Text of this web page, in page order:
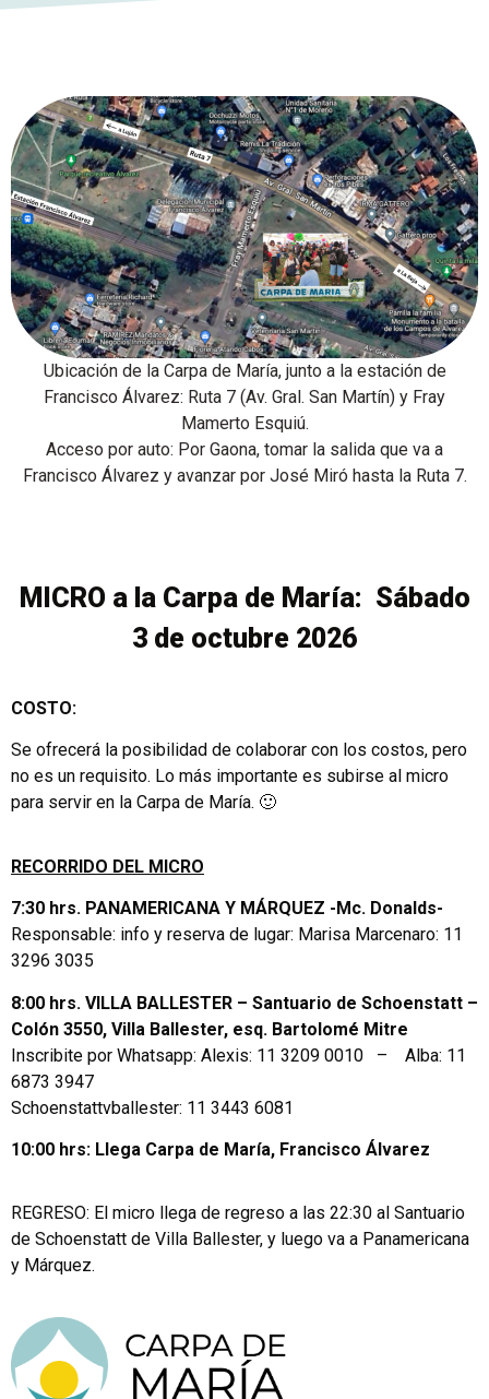
Ubicación de la Carpa de María, junto a la estación de
Francisco Álvarez: Ruta 7 (Av. Gral. San Martín) y Fray
Mamerto Esquiú.
Acceso por auto: Por Gaona, tomar la salida que va a
Francisco Álvarez y avanzar por José Miró hasta la Ruta 7.
MICRO a la Carpa de María: Sábado
3 de octubre 2026
COSTO:
Se ofrecerá la posibilidad de colaborar con los costos, pero
no es un requisito. Lo más importante es subirse al micro
para servir en la Carpa de María. 🙂
RECORRIDO DEL MICRO
7:30 hrs. PANAMERICANA Y MÁRQUEZ -Mc. Donalds-
Responsable: info y reserva de lugar: Marisa Marcenaro: 11
3296 3035
8:00 hrs. VILLA BALLESTER – Santuario de Schoenstatt –
Colón 3550, Villa Ballester, esq. Bartolomé Mitre
Inscribite por Whatsapp: Alexis: 11 3209 0010 – Alba: 11
6873 3947
Schoenstattvballester: 11 3443 6081
10:00 hrs: Llega Carpa de María, Francisco Álvarez
REGRESO: El micro llega de regreso a las 22:30 al Santuario
de Schoenstatt de Villa Ballester, y luego va a Panamericana
y Márquez.